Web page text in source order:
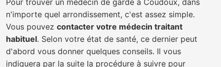
Pour trouver un médecin de garde à Coudoux, dans
n'importe quel arrondissement, c'est assez simple.
Vous pouvez contacter votre médecin traitant
habituel. Selon votre état de santé, ce dernier peut
d'abord vous donner quelques conseils. Il vous
indiquera par la suite la procédure à suivre pour